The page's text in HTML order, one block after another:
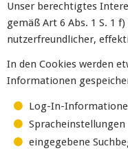
Unser berechtigtes
gemäß Art 6 Abs. 1 S. 1
nutzerfreundlicher,
In den Cookies werden
Informationen
Log-In-
Spracheinstellungen
eingegebene